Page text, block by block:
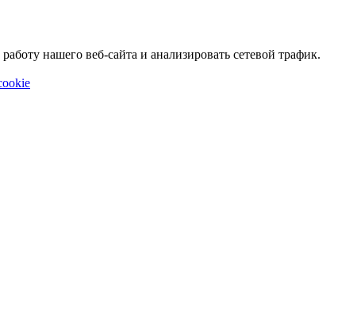
нашего веб-сайта и анализировать сетевой трафик.